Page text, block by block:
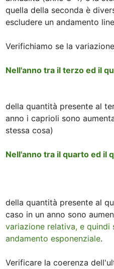
quella della seconda è
escludere un andamento
Verifichiamo se la
Nell'anno tra il terzo ed il
della quantità presente al
anno i caprioli sono
stessa cosa)
Nell'anno tra il quarto ed il
della quantità presente al
caso in un anno sono
variazione relativa, e quindi
andamento esponenziale.
Verificare la coerenza